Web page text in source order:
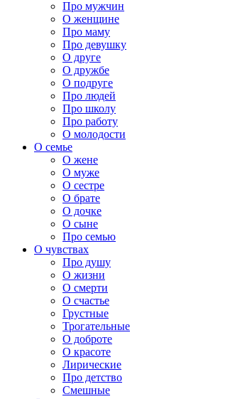
Про мужчин
О женщине
Про маму
Про девушку
О друге
О дружбе
О подруге
Про людей
Про школу
Про работу
О молодости
О семье
О жене
О муже
О сестре
О брате
О дочке
О сыне
Про семью
О чувствах
Про душу
О жизни
О смерти
О счастье
Грустные
Трогательные
О доброте
О красоте
Лирические
Про детство
Смешные